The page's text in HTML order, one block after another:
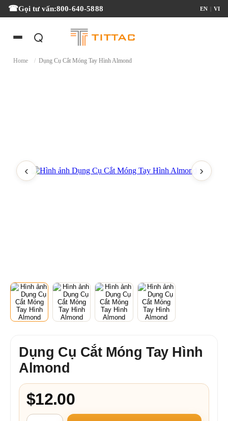
Gọi tư vấn:800-640-5888 EN | VI
Home / Dụng Cụ Cắt Móng Tay Hình Almond
‹ ›
Dụng Cụ Cắt Móng Tay Hình
Almond
$12.00